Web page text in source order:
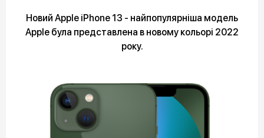
Новий Apple iPhone 13 - найпопулярніша модель
Apple була представлена в новому кольорі 2022
року.